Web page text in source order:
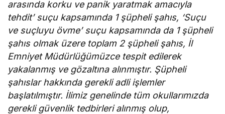
arasında korku ve panik yaratmak amacıyla
tehdit’ suçu kapsamında 1 şüpheli şahıs, ‘Suçu
ve suçluyu övme’ suçu kapsamında da 1 şüpheli
şahıs olmak üzere toplam 2 şüpheli şahıs, İl
Emniyet Müdürlüğümüzce tespit edilerek
yakalanmış ve gözaltına alınmıştır. Şüpheli
şahıslar hakkında gerekli adli işlemler
başlatılmıştır. İlimiz genelinde tüm okullarımızda
gerekli güvenlik tedbirleri alınmış olup,